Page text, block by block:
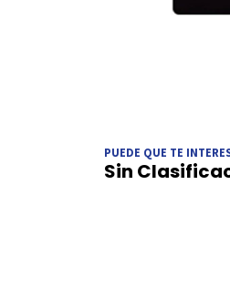
PUEDE QUE TE
Sin